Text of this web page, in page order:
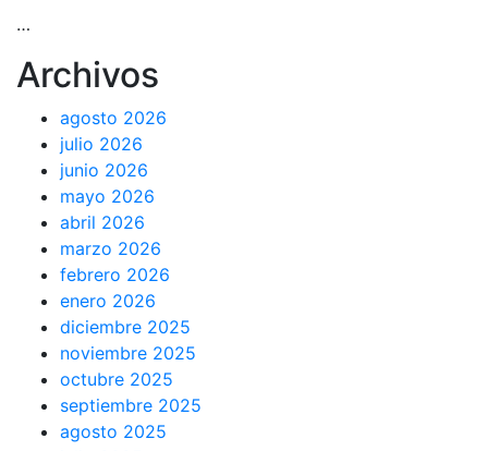
…
Archivos
agosto 2026
julio 2026
junio 2026
mayo 2026
abril 2026
marzo 2026
febrero 2026
enero 2026
diciembre 2025
noviembre 2025
octubre 2025
septiembre 2025
agosto 2025